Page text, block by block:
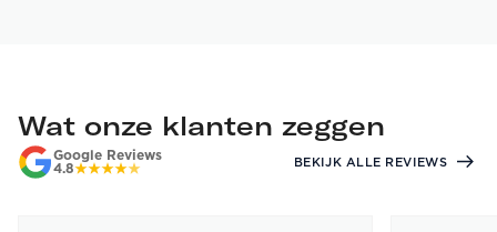
Wat onze klanten zeggen
Google Reviews
4.8
BEKIJK ALLE REVIEWS